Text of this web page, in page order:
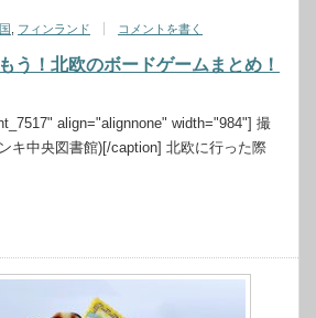
フィンランド コメントを書く
う！北欧のボードゲームまとめ！
align="alignnone" width="984"] 撮
キ中央図書館)[/caption] 北欧に行った際